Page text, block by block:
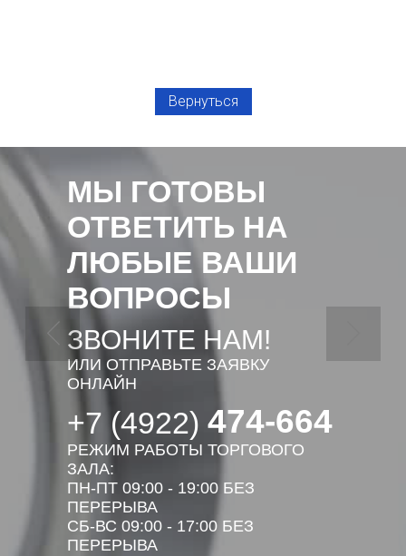
Вернуться
МЫ ГОТОВЫ
ОТВЕТИТЬ НА
ЛЮБЫЕ ВАШИ
ВОПРОСЫ
ЗВОНИТЕ НАМ!
ИЛИ ОТПРАВЬТЕ ЗАЯВКУ
ОНЛАЙН
+7 (4922) 474-664
РЕЖИМ РАБОТЫ ТОРГОВОГО
ЗАЛА:
ПН-ПТ 09:00 - 19:00 БЕЗ
ПЕРЕРЫВА
СБ-ВС 09:00 - 17:00 БЕЗ
ПЕРЕРЫВА